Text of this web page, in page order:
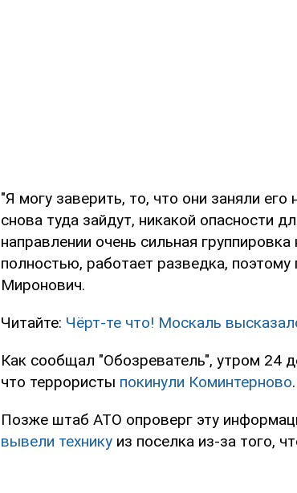
"Я могу заверить, то, что они заняли
снова туда зайдут, никакой опасности
направлении очень сильная
полностью, работает разведка,
Миронович.
Читайте: Чёрт-те что! Москаль
Как сообщал "Обозреватель", утром 24
что террористы покинули Коминтерново.
Позже штаб АТО опроверг эту
вывели технику из поселка из-за того,